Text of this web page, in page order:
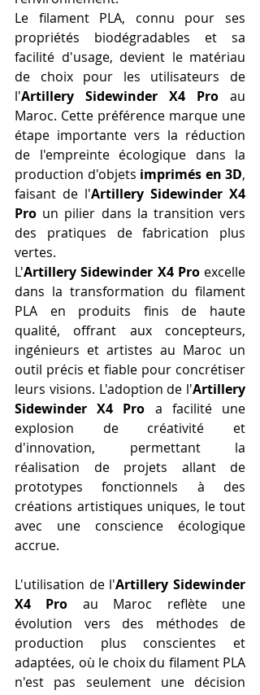
Le filament PLA, connu pour ses
propriétés biodégradables et sa
facilité d'usage, devient le matériau
de choix pour les utilisateurs de
l'Artillery Sidewinder X4 Pro au
Maroc. Cette préférence marque une
étape importante vers la réduction
de l'empreinte écologique dans la
production d'objets imprimés en 3D,
faisant de l'Artillery Sidewinder X4
Pro un pilier dans la transition vers
des pratiques de fabrication plus
vertes.
L'Artillery Sidewinder X4 Pro excelle
dans la transformation du filament
PLA en produits finis de haute
qualité, offrant aux concepteurs,
ingénieurs et artistes au Maroc un
outil précis et fiable pour concrétiser
leurs visions. L'adoption de l'Artillery
Sidewinder X4 Pro a facilité une
explosion de créativité et
d'innovation, permettant la
réalisation de projets allant de
prototypes fonctionnels à des
créations artistiques uniques, le tout
avec une conscience écologique
accrue.
L'utilisation de l'Artillery Sidewinder
X4 Pro au Maroc reflète une
évolution vers des méthodes de
production plus conscientes et
adaptées, où le choix du filament PLA
n'est pas seulement une décision